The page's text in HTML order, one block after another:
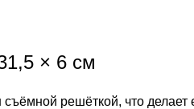
× 6 см
решёткой, что